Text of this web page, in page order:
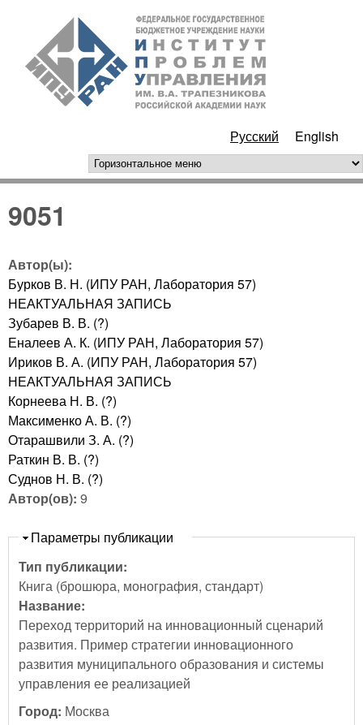
Перейти к основному
содержанию
РАН
Русский English
горизонтальное меню
9051
Автор(ы):
Бурков В. Н. (ИПУ РАН, Лаборатория 57)
НЕАКТУАЛЬНАЯ ЗАПИСЬ
Зубарев В. В. (?)
Еналеев А. К. (ИПУ РАН, Лаборатория 57)
Ириков В. А. (ИПУ РАН, Лаборатория 57)
НЕАКТУАЛЬНАЯ ЗАПИСЬ
Корнеева Н. В. (?)
Максименко А. В. (?)
Отарашвили З. А. (?)
Раткин В. В. (?)
Суднов Н. В. (?)
Автор(ов): 9
Скрыть
Параметры публикации
Тип публикации:
Книга (брошюра, монография, стандарт)
Название:
Переход территорий на инновационный сценарий
развития. Пример стратегии инновационного
развития муниципального образования и системы
управления ее реализацией
Город: Москва